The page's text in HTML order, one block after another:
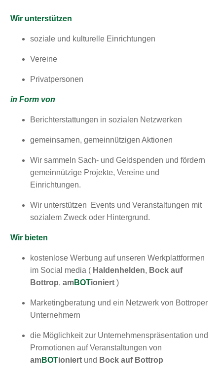
Wir unterstützen
soziale und kulturelle Einrichtungen
Vereine
Privatpersonen
in Form von
Berichterstattungen in sozialen Netzwerken
gemeinsamen, gemeinnützigen Aktionen
Wir sammeln Sach- und Geldspenden und fördern
gemeinnützige Projekte, Vereine und
Einrichtungen.
Wir unterstützen Events und Veranstaltungen mit
sozialem Zweck oder Hintergrund.
Wir bieten
kostenlose Werbung auf unseren Werkplattformen
im Social media ( Haldenhelden, Bock auf
Bottrop, amBOTioniert )
Marketingberatung und ein Netzwerk von Bottroper
Unternehmern
die Möglichkeit zur Unternehmenspräsentation und
Promotionen auf Veranstaltungen von
amBOTioniert und Bock auf Bottrop